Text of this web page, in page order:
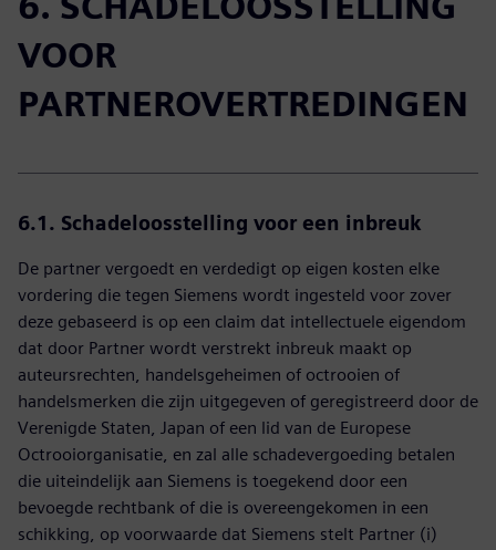
VOOR
PARTNEROVERTREDINGEN
6.1. Schadeloosstelling voor een inbreuk
De partner vergoedt en verdedigt op eigen kosten elke
vordering die tegen Siemens wordt ingesteld voor zover
deze gebaseerd is op een claim dat intellectuele eigendom
dat door Partner wordt verstrekt inbreuk maakt op
auteursrechten, handelsgeheimen of octrooien of
handelsmerken die zijn uitgegeven of geregistreerd door de
Verenigde Staten, Japan of een lid van de Europese
Octrooiorganisatie, en zal alle schadevergoeding betalen
die uiteindelijk aan Siemens is toegekend door een
bevoegde rechtbank of die is overeengekomen in een
schikking, op voorwaarde dat Siemens stelt Partner (i)